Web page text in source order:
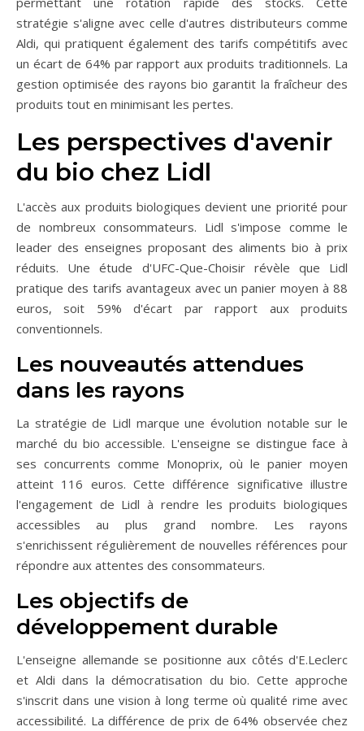
stratégie s'aligne avec celle d'autres distributeurs comme
Aldi, qui pratiquent également des tarifs compétitifs avec
un écart de 64% par rapport aux produits traditionnels. La
gestion optimisée des rayons bio garantit la fraîcheur des
produits tout en minimisant les pertes.
Les perspectives d'avenir
du bio chez Lidl
L'accès aux produits biologiques devient une priorité pour
de nombreux consommateurs. Lidl s'impose comme le
leader des enseignes proposant des aliments bio à prix
réduits. Une étude d'UFC-Que-Choisir révèle que Lidl
pratique des tarifs avantageux avec un panier moyen à 88
euros, soit 59% d'écart par rapport aux produits
conventionnels.
Les nouveautés attendues
dans les rayons
La stratégie de Lidl marque une évolution notable sur le
marché du bio accessible. L'enseigne se distingue face à
ses concurrents comme Monoprix, où le panier moyen
atteint 116 euros. Cette différence significative illustre
l'engagement de Lidl à rendre les produits biologiques
accessibles au plus grand nombre. Les rayons
s'enrichissent régulièrement de nouvelles références pour
répondre aux attentes des consommateurs.
Les objectifs de
développement durable
L'enseigne allemande se positionne aux côtés d'E.Leclerc
et Aldi dans la démocratisation du bio. Cette approche
s'inscrit dans une vision à long terme où qualité rime avec
accessibilité. La différence de prix de 64% observée chez